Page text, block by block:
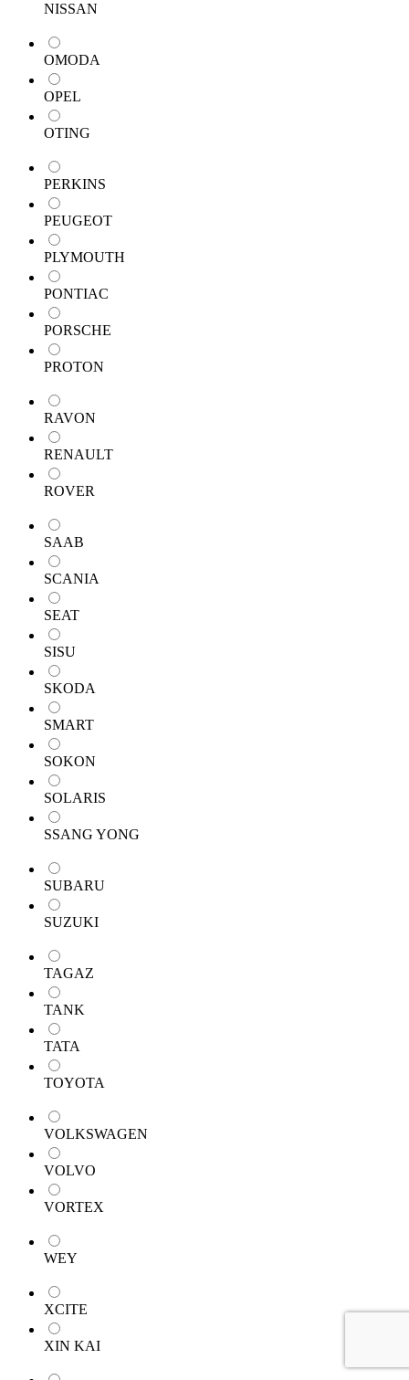
NISSAN
OMODA
OPEL
OTING
PERKINS
PEUGEOT
PLYMOUTH
PONTIAC
PORSCHE
PROTON
RAVON
RENAULT
ROVER
SAAB
SCANIA
SEAT
SISU
SKODA
SMART
SOKON
SOLARIS
SSANG YONG
SUBARU
SUZUKI
TAGAZ
TANK
TATA
TOYOTA
VOLKSWAGEN
VOLVO
VORTEX
WEY
XCITE
XIN KAI